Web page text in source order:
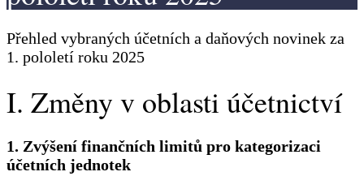
Přehled vybraných účetních a daňových novinek za
1. pololetí roku 2025
I. Změny v oblasti účetnictví
1. Zvýšení finančních limitů pro kategorizaci
účetních jednotek